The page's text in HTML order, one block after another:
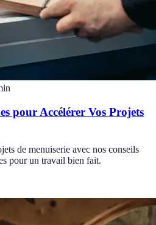
pour Accélérer Vos Projets
de menuiserie avec nos conseils
pour un travail bien fait.